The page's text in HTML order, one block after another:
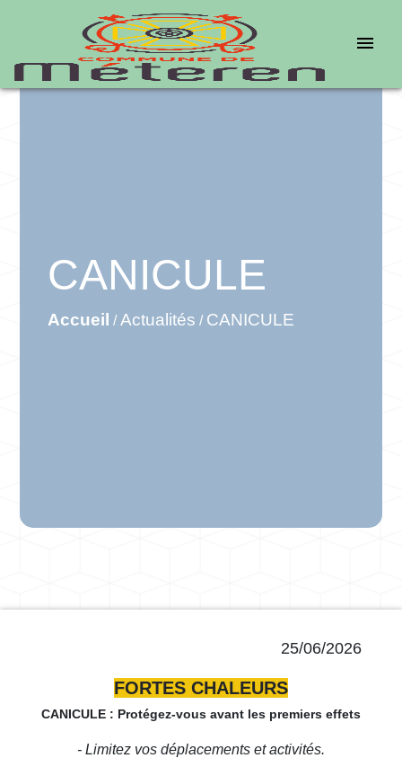
menu
CANICULE
Accueil /Actualités / CANICULE
25/06/2026
FORTES CHALEURS
CANICULE : Protégez-vous avant les premiers effets
- Limitez vos déplacements et activités.